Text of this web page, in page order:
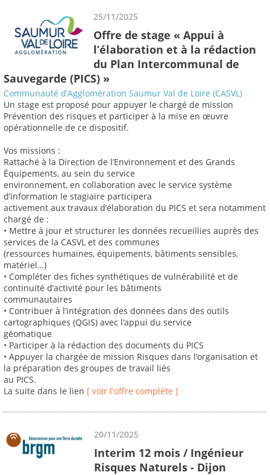
25/11/2025
Offre de stage « Appui à
l’élaboration et à la rédaction
du Plan Intercommunal de
Sauvegarde (PICS) »
Communauté d’Agglomération Saumur Val de Loire (CASVL)
Un stage est proposé pour appuyer le chargé de mission
Prévention des risques et participer à la mise en œuvre
opérationnelle de ce dispositif.
Vos missions :
Rattaché à la Direction de l’Environnement et des Grands
Équipements, au sein du service
environnement, en collaboration avec le service système
d’information le stagiaire participera
activement aux travaux d’élaboration du PICS et sera notamment
chargé de :
• Mettre à jour et structurer les données recueillies auprès des
services de la CASVL et des communes
(ressources humaines, équipements, bâtiments sensibles,
matériel…)
• Compléter des fiches synthétiques de vulnérabilité et de
continuité d’activité pour les bâtiments
communautaires
• Contribuer à l’intégration des données dans des outils
cartographiques (QGIS) avec l’appui du service
géomatique
• Participer à la rédaction des documents du PICS
• Appuyer la chargée de mission Risques dans l’organisation et
la préparation des groupes de travail liés
au PICS.
La suite dans le lien [ voir l'offre complète ]
20/11/2025
Interim 12 mois / Ingénieur
Risques Naturels - Dijon